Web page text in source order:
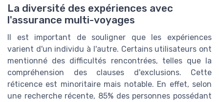
La diversité des expériences avec
l'assurance multi-voyages
Il est important de souligner que les expériences
varient d'un individu à l'autre. Certains utilisateurs ont
mentionné des difficultés rencontrées, telles que la
compréhension des clauses d'exclusions. Cette
réticence est minoritaire mais notable. En effet, selon
une recherche récente, 85% des personnes possédant